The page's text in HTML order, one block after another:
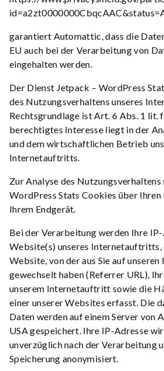
garantiert Automattic, dass die
EU auch bei der Verarbeitung von
eingehalten werden.
Der Dienst Jetpack – WordPress
des Nutzungsverhaltens unseres
Rechtsgrundlage ist Art. 6 Abs. 1 lit.
berechtigtes Interesse liegt in der
und dem wirtschaftlichen Betrieb
Internetauftritts.
Zur Analyse des
WordPress Stats Cookies über
Ihrem Endgerät.
Bei der Verarbeitung werden Ihre
Website(s) unseres Internetauftritts,
Website, von der aus Sie auf
gewechselt haben (Referrer URL),
unserem Internetauftritt sowie die
einer unserer Websites erfasst. Die
Daten werden auf einem Server von
USA gespeichert. Ihre IP-Adresse
unverzüglich nach der Verarbeitung
Speicherung anonymisiert.